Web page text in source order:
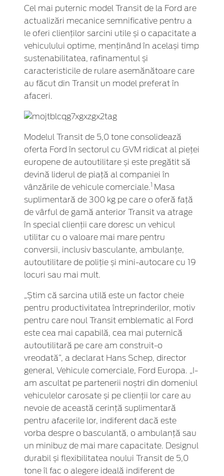
Cel mai puternic model Transit de la Ford are
actualizări mecanice semnificative pentru a
le oferi clienților sarcini utile și o capacitate a
vehiculului optime, menținând în același timp
sustenabilitatea, rafinamentul și
caracteristicile de rulare asemănătoare care
au făcut din Transit un model preferat în
afaceri.
Modelul Transit de 5,0 tone consolidează
oferta Ford în sectorul cu GVM ridicat al pieței
europene de autoutilitare și este pregătit să
devină liderul de piață al companiei în
vânzările de vehicule comerciale.1 Masa
suplimentară de 300 kg pe care o oferă față
de vârful de gamă anterior Transit va atrage
în special clienții care doresc un vehicul
utilitar cu o valoare mai mare pentru
conversii, inclusiv basculante, ambulanțe,
autoutilitare de poliție și mini-autocare cu 19
locuri sau mai mult.
„Știm că sarcina utilă este un factor cheie
pentru productivitatea întreprinderilor, motiv
pentru care noul Transit emblematic al Ford
este cea mai capabilă, cea mai puternică
autoutilitară pe care am construit-o
vreodată”, a declarat Hans Schep, director
general, Vehicule comerciale, Ford Europa. „I-
am ascultat pe partenerii noștri din domeniul
vehiculelor carosate și pe clienții lor care au
nevoie de această cerință suplimentară
pentru afacerile lor, indiferent dacă este
vorba despre o basculantă, o ambulanță sau
un minibuz de mai mare capacitate. Designul
durabil și flexibilitatea noului Transit de 5,0
tone îl fac o alegere ideală indiferent de